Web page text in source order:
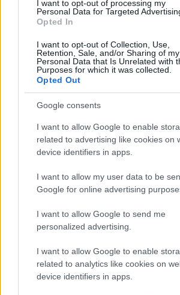
I want to opt-out of processing my
Personal Data for Targeted
Opted In
I want to opt-out of Collection, Use,
Retention, Sale, and/or Sharing of my
Personal Data that Is Unrelated with
Purposes for which it was collected.
Opted Out
Google consents
I want to allow Google to enable
related to advertising like cookies on
device identifiers in apps.
I want to allow my user data to be
Google for online advertising
I want to allow Google to send me
personalized advertising.
I want to allow Google to enable
related to analytics like cookies on
device identifiers in apps.
Virusno vnetje očesne veznice –
higiena
8. oktober 2018
Z novo kurilno sezono nova
8. oktober 2018